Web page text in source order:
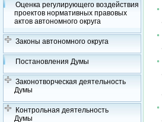
Оценка регулирующего воздействия
проектов нормативных правовых
актов автономного округа
Законы автономного округа
Постановления Думы
Законотворческая деятельность
Думы
Контрольная деятельность
Думы